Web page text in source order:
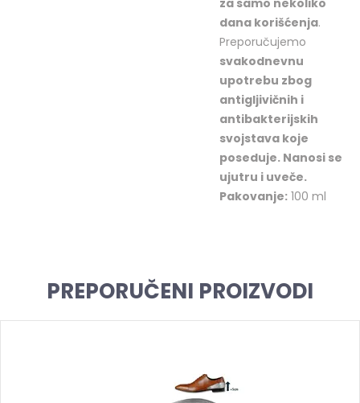
dana korišćenja.
Preporučujemo
svakodnevnu
upotrebu zbog
antigljivičnih i
antibakterijskih
svojstava koje
poseduje. Nanosi se
ujutru i uveče.
Pakovanje: 100 ml
PREPORUČENI PROIZVODI